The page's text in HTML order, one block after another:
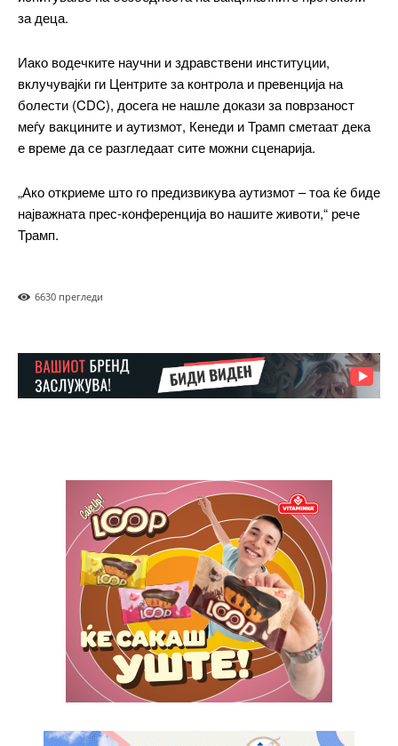
ИЗБЕРЕТЕ ПЛАН
Included for free:
Etiam est nibh, lobortis sit
Ut mollis pellentesque tortor
Nullam eu erat condimentum
Donec quis est ac felis
$100 / yearplaceholder text
Full member access:
Etiam est nibh, lobortis sit
Praesent euismod ac
Ut mollis pellentesque tortor
Nullam eu erat condimentum
Donec quis est ac felis
Orci varius natoque dolor
Yearly pricing Monthly pricing
за деца.
Иако водечките научни и здравствени институции,
вклучувајќи ги Центрите за контрола и превенција на
болести (CDC), досега не нашле докази за поврзаност
меѓу вакцините и аутизмот, Кенеди и Трамп сметаат дека
е време да се разгледаат сите можни сценарија.
„Ако откриеме што го предизвикува аутизмот – тоа ќе биде
најважната прес-конференција во нашите животи,“ рече
Трамп.
6630 прегледи